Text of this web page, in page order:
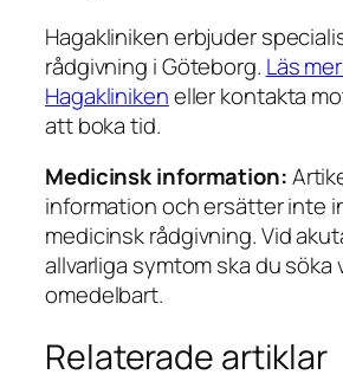
Hagakliniken erbjuder
rådgivning i Göteborg. Läs
Hagaklinikeneller kontakta
att boka tid.
Medicinsk information:
information och ersätter inte
medicinsk rådgivning. Vid
allvarliga symtom ska du söka
omedelbart.
Relaterade artiklar